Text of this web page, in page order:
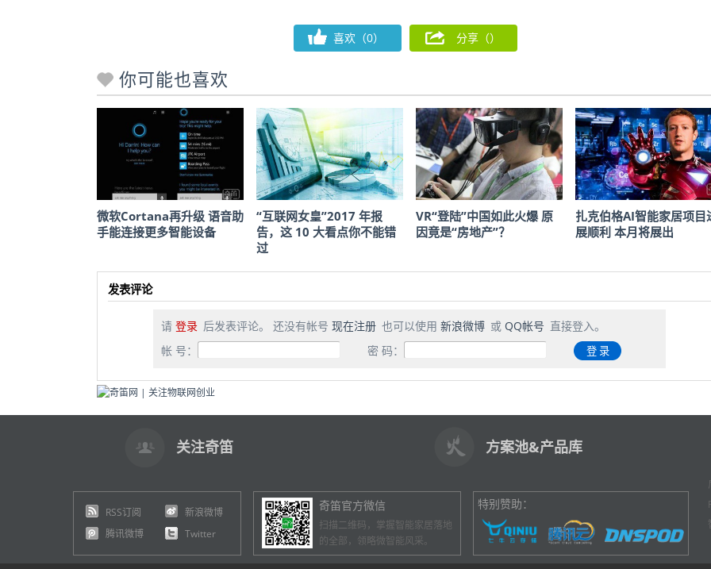
喜欢（0） 分享（）
你可能也喜欢
微软Cortana再升级 语音助
手能连接更多智能设备
“互联网女皇”2017 年报
告，这 10 大看点你不能错
过
VR“登陆”中国如此火爆 原
因竟是“房地产”？
扎克伯格AI智能家居项目
展顺利 本月将展出
发表评论
请 登录 后发表评论。 还没有帐号 现在注册 也可以使用 新浪微博 或 QQ帐号 直接登入。
帐 号：
密 码：
关注奇笛 方案池&产品库
RSS订阅
新浪微博
腾讯微博
Twitter
奇笛官方微信
扫描二维码，掌握智能家居落地
的全部，领略微智能风采。
特别赞助：